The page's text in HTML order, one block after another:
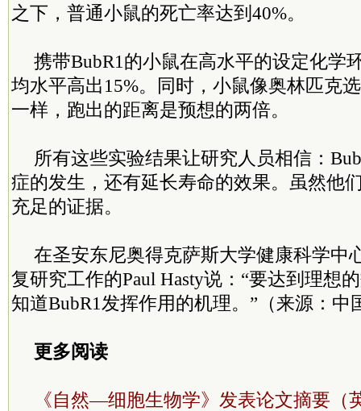
之下，普通小鼠的死亡率达到40%。
携带BubR1的小鼠在高水平的设定化学
均水平高出15%。同时，小鼠像奥林匹克
一样，跑出的距离是预想的两倍。
所有这些实验结果让研究人员相信：
症的发生，还有延长寿命的效果。虽然他
充足的证据。
在圣安东尼奥得克萨斯大学健康科学中
复研究工作的Paul Hasty说：“要达到理想
知道BubR1发挥作用的机理。”（来源：中
更多阅读
《自然—细胞生物学》发表论文摘要（